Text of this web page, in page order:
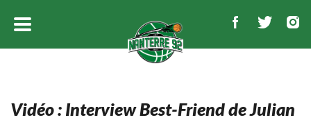
Vidéo : Interview Best-Friend de Julian